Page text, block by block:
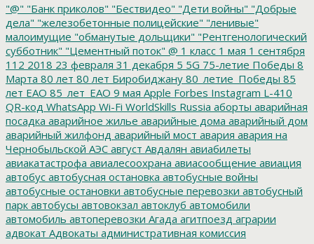
"@" "Банк приколов" "Бествидео" "Дети войны" "Добрые
дела" "железобетонные полицейские" "ленивые"
малоимущие "обманутые дольщики" "Рентгенологический
субботник" "Цементный поток" @ 1 класс 1 мая 1 сентября
112 2018 23 февраля 31 декабря 5 5G 75-летие Победы 8
Марта 80 лет 80 лет Биробиджану 80_летие_Победы 85
лет ЕАО 85_лет_ЕАО 9 мая Apple Forbes Instagram L-410
QR-код WhatsApp Wi-Fi WorldSkills Russia аборты аварийная
посадка аварийное жилье аварийные дома аварийный дом
аварийный жилфонд аварийный мост авария авария на
Чернобыльской АЭС август Авдалян авиабилеты
авиакатастрофа авиалесоохрана авиасообщение авиация
автобус автобусная остановка автобусные войны
автобусные остановки автобусные перевозки автобусный
парк автобусы автовокзал автоклуб автомобили
автомобиль автоперевозки Агада агитпоезд аграрии
адвокат Адвокаты административная комиссия